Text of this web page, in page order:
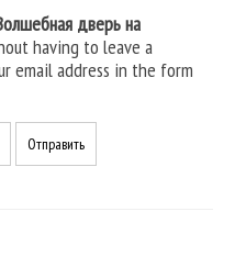
дверь на
having to leave a
email address in the form